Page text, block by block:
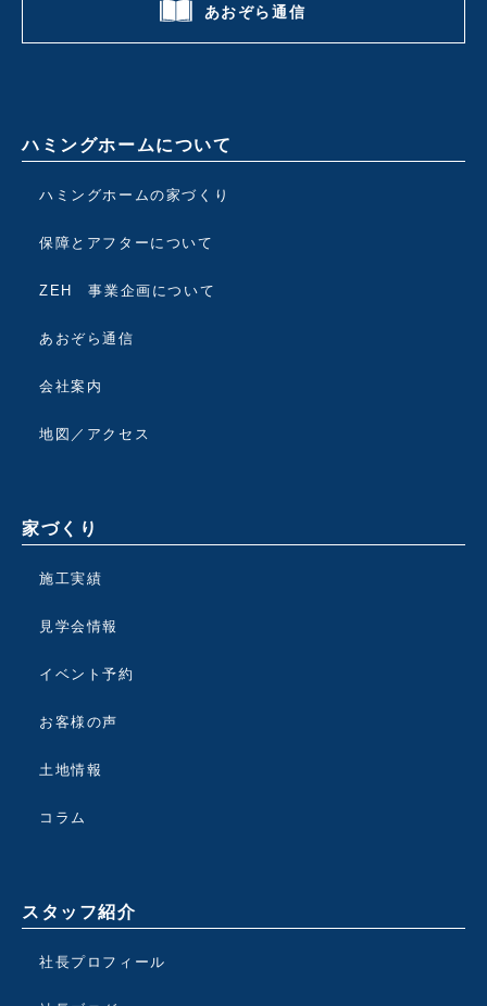
あおぞら通信
ハミングホームについて
ハミングホームの家づくり
保障とアフターについて
ZEH 事業企画について
あおぞら通信
会社案内
地図／アクセス
家づくり
施工実績
見学会情報
イベント予約
お客様の声
土地情報
コラム
スタッフ紹介
社長プロフィール